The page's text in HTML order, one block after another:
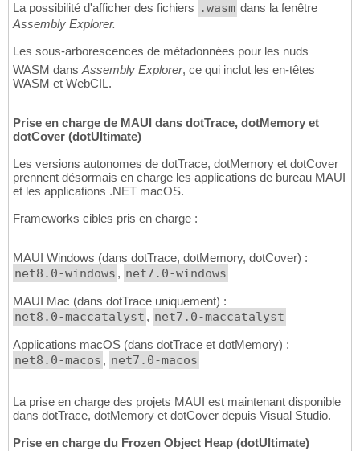
La possibilité d'afficher des fichiers .wasm dans la fenêtre
Assembly Explorer.
Les sous-arborescences de métadonnées pour les nuds
WASM dans Assembly Explorer, ce qui inclut les en-têtes
WASM et WebCIL.
Prise en charge de MAUI dans dotTrace, dotMemory et
dotCover (dotUltimate)
Les versions autonomes de dotTrace, dotMemory et dotCover
prennent désormais en charge les applications de bureau MAUI
et les applications .NET macOS.
Frameworks cibles pris en charge :
MAUI Windows (dans dotTrace, dotMemory, dotCover) :
net8.0-windows , net7.0-windows
MAUI Mac (dans dotTrace uniquement) :
net8.0-maccatalyst , net7.0-maccatalyst
Applications macOS (dans dotTrace et dotMemory) :
net8.0-macos , net7.0-macos
La prise en charge des projets MAUI est maintenant disponible
dans dotTrace, dotMemory et dotCover depuis Visual Studio.
Prise en charge du Frozen Object Heap (dotUltimate)